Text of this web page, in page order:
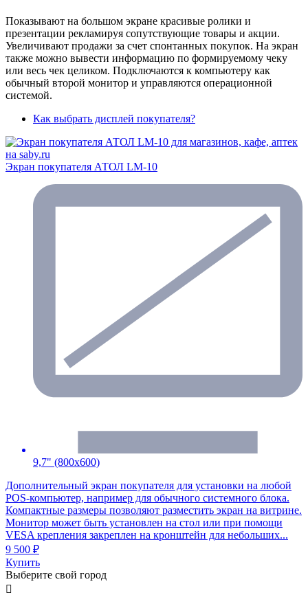
Показывают на большом экране красивые ролики и
презентации рекламируя сопутствующие товары и акции.
Увеличивают продажи за счет спонтанных покупок. На экран
также можно вывести информацию по формируемому чеку
или весь чек целиком. Подключаются к компьютеру как
обычный второй монитор и управляются операционной
системой.
Как выбрать дисплей покупателя?
Экран покупателя АТОЛ LM-10
9,7" (800x600)
Дополнительный экран покупателя для установки на любой
POS-компьютер, например для обычного системного блока.
Компактные размеры позволяют разместить экран на витрине.
Монитор может быть установлен на стол или при помощи
VESA крепления закреплен на кронштейн для небольших...
9 500 ₽
Купить
Выберите свой город
